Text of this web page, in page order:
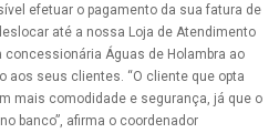
efetuar o pagamento da sua fatura de
até a nossa Loja de Atendimento
concessionária Águas de Holambra ao
aos seus clientes. “O cliente que opta
mais comodidade e segurança, já que o
banco”, afirma o coordenador